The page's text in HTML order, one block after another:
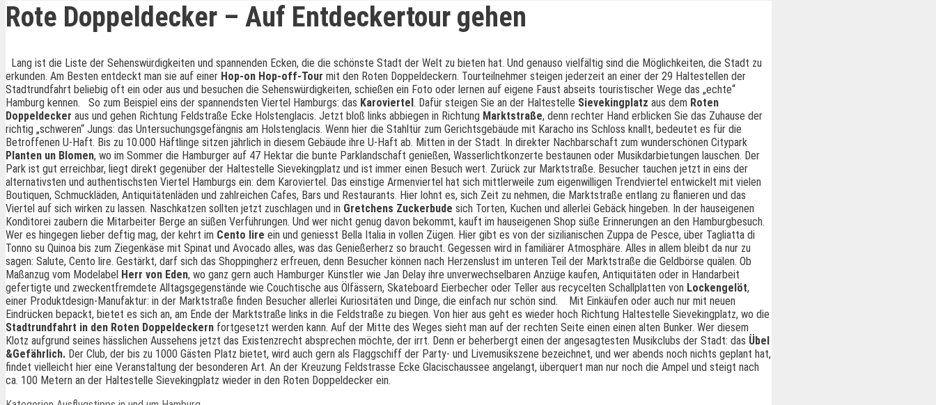
Rote Doppeldecker – Auf Entdeckertour gehen
Lang ist die Liste der Sehenswürdigkeiten und spannenden Ecken, die die schönste Stadt der Welt zu bieten hat. Und genauso vielfältig sind die Möglichkeiten, die Stadt zu
erkunden. Am Besten entdeckt man sie auf einer Hop-on Hop-off-Tour mit den Roten Doppeldeckern. Tourteilnehmer steigen jederzeit an einer der 29 Haltestellen der
Stadtrundfahrt beliebig oft ein oder aus und besuchen die Sehenswürdigkeiten, schießen ein Foto oder lernen auf eigene Faust abseits touristischer Wege das „echte“
Hamburg kennen.
So zum Beispiel eins der spannendsten Viertel Hamburgs: das Karoviertel . Dafür steigen Sie an der Haltestelle Sievekingplatz aus dem Roten
Doppeldecker aus und gehen Richtung Feldstraße Ecke Holstenglacis. Jetzt bloß links abbiegen in Richtung Marktstraße, denn rechter Hand erblicken Sie das Zuhause der
richtig „schweren“ Jungs: das Untersuchungsgefängnis am Holstenglacis. Wenn hier die Stahltür zum Gerichtsgebäude mit Karacho ins Schloss knallt, bedeutet es für die
Betroffenen U-Haft. Bis zu 10.000 Häftlinge sitzen jährlich in diesem Gebäude ihre U-Haft ab. Mitten in der Stadt. In direkter Nachbarschaft zum wunderschönen Citypark
Planten un Blomen, wo im Sommer die Hamburger auf 47 Hektar die bunte Parklandschaft genießen, Wasserlichtkonzerte bestaunen oder Musikdarbietungen lauschen. Der
Park ist gut erreichbar, liegt direkt gegenüber der Haltestelle Sievekingplatz und ist immer einen Besuch wert. Zurück zur Marktstraße. Besucher tauchen jetzt in eins der
alternativsten und authentischsten Viertel Hamburgs ein: dem Karoviertel. Das einstige Armenviertel hat sich mittlerweile zum eigenwilligen Trendviertel entwickelt mit vielen
Boutiquen, Schmuckläden, Antiquitätenläden und zahlreichen Cafes, Bars und Restaurants. Hier lohnt es, sich Zeit zu nehmen, die Marktstraße entlang zu flanieren und das
Viertel auf sich wirken zu lassen. Naschkatzen sollten jetzt zuschlagen und in Gretchens Zuckerbude sich Torten, Kuchen und allerlei Gebäck hingeben. In der hauseigenen
Konditorei zaubern die Mitarbeiter Berge an süßen Verführungen. Und wer nicht genug davon bekommt, kauft im hauseigenen Shop süße Erinnerungen an den Hamburgbesuch.
Wer es hingegen lieber deftig mag, der kehrt im Cento lire ein und geniesst Bella Italia in vollen Zügen. Hier gibt es von der sizilianischen Zuppa de Pesce, über Tagliatta di
Tonno su Quinoa bis zum Ziegenkäse mit Spinat und Avocado alles, was das Genießerherz so braucht. Gegessen wird in familiärer Atmosphäre. Alles in allem bleibt da nur zu
sagen: Salute, Cento lire. Gestärkt, darf sich das Shoppingherz erfreuen, denn Besucher können nach Herzenslust im unteren Teil der Marktstraße die Geldbörse quälen. Ob
Maßanzug vom Modelabel Herr von Eden, wo ganz gern auch Hamburger Künstler wie Jan Delay ihre unverwechselbaren Anzüge kaufen, Antiquitäten oder in Handarbeit
gefertigte und zweckentfremdete Alltagsgegenstände wie Couchtische aus Ölfässern, Skateboard Eierbecher oder Teller aus recycelten Schallplatten von Lockengelöt,
einer Produktdesign-Manufaktur: in der Marktstraße finden Besucher allerlei Kuriositäten und Dinge, die einfach nur schön sind.
Mit Einkäufen oder auch nur mit neuen
Eindrücken bepackt, bietet es sich an, am Ende der Marktstraße links in die Feldstraße zu biegen. Von hier aus geht es wieder hoch Richtung Haltestelle Sievekingplatz, wo die
Stadtrundfahrt in den Roten Doppeldeckern fortgesetzt werden kann. Auf der Mitte des Weges sieht man auf der rechten Seite einen einen alten Bunker. Wer diesem
Klotz aufgrund seines hässlichen Aussehens jetzt das Existenzrecht absprechen möchte, der irrt. Denn er beherbergt einen der angesagtesten Musikclubs der Stadt: das Übel
&Gefährlich. Der Club, der bis zu 1000 Gästen Platz bietet, wird auch gern als Flaggschiff der Party- und Livemusikszene bezeichnet, und wer abends noch nichts geplant hat,
findet vielleicht hier eine Veranstaltung der besonderen Art. An der Kreuzung Feldstrasse Ecke Glacischaussee angelangt, überquert man nur noch die Ampel und steigt nach
ca. 100 Metern an der Haltestelle Sievekingplatz wieder in den Roten Doppeldecker ein.